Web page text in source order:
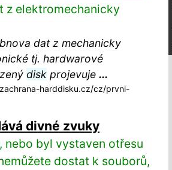
z elektromechanicky
dat z mechanicky
tj. hardwarové
diskprojevuje ...
harddisku.cz/cz/prvni-
divné zvuky
nebo byl vystaven otřesu
dostat k souborů,